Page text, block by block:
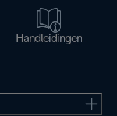
Handleidingen